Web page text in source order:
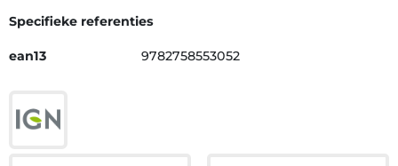
Specifieke referenties
ean13 9782758553052